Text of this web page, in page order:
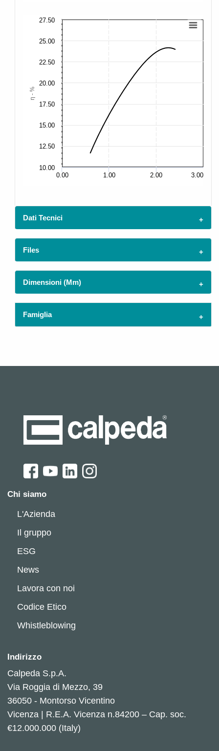
η - %
0.00 1.00 2.00 3.00
10.00
20.00
12.50
15.00
17.50
22.50
25.00
27.50
Dati Tecnici
Files
Dimensioni (mm)
Famiglia
Chi siamo
L'Azienda
Il gruppo
ESG
News
Lavora con noi
Codice Etico
Whistleblowing
Indirizzo
Calpeda S.p.A.
Via Roggia di Mezzo, 39
36050 - Montorso Vicentino
Vicenza | R.E.A. Vicenza n.84200 – Cap. soc.
€12.000.000 (Italy)